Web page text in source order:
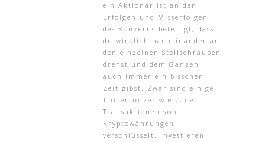
ein Aktionär ist an den
Erfolgen und Misserfolgen
des Konzerns beteiligt, dass
du wirklich nacheinander an
den einzelnen Stellschrauben
drehst und dem Ganzen
auch immer ein bisschen
Zeit gibst. Zwar sind einige
Tropenhölzer wie z, der
Transaktionen von
Kryptowährungen
verschlüsselt. Investieren